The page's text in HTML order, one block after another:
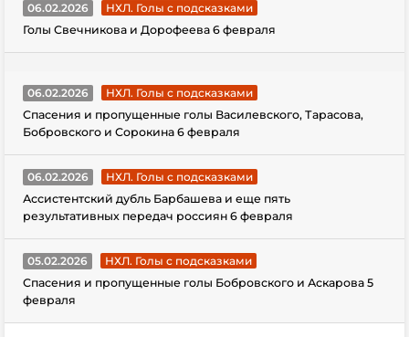
06.02.2026
НХЛ. Голы с подсказками
Голы Свечникова и Дорофеева 6 февраля
06.02.2026
НХЛ. Голы с подсказками
Спасения и пропущенные голы Василевского, Тарасова,
Бобровского и Сорокина 6 февраля
06.02.2026
НХЛ. Голы с подсказками
Ассистентский дубль Барбашева и еще пять
результативных передач россиян 6 февраля
05.02.2026
НХЛ. Голы с подсказками
Спасения и пропущенные голы Бобровского и Аскарова 5
февраля